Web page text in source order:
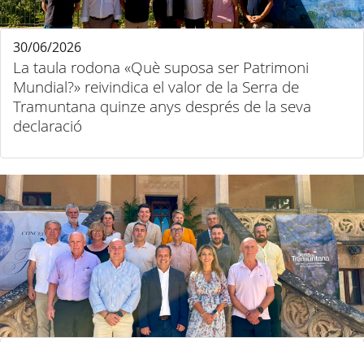
La taula rodona «Què suposa ser Patrimoni
Mundial?» reivindica el valor de la Serra de
Tramuntana quinze anys després de la seva
declaració
30/06/2026